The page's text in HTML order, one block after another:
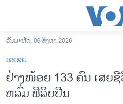
ເຂົ້າ
ຫາ
ຂ້າມ
ຂ້າມ
ຂ້າມ
ລາວ
ອາເມຣິກາ
ວັນພະຫັດ, 06 ສິງຫາ 2026
ເອເຊຍ
ຢ່າງໜ້ອຍ 133 ຄົນ ເສຍ
ຫລົ່ມ ຟິລິບປີນ